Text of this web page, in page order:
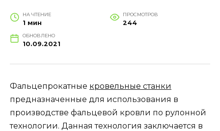
НА ЧТЕНИЕ
1 мин
ПРОСМОТРОВ
244
ОБНОВЛЕНО
10.09.2021
Фальцепрокатные кровельные станки
предназначенные для использования в
производстве фальцевой кровли по рулонной
технологии. Данная технология заключается в